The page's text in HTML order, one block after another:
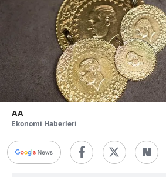
AA
Ekonomi Haberleri